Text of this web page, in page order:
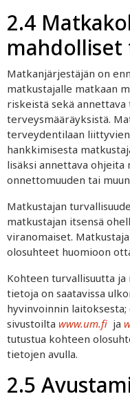
2.4
mahdolliset
Matkanjärjestäjän on
matkustajalle matkaan
riskeistä sekä
terveysmääräyksistä.
terveydentilaan
hankkimisesta
lisäksi annettava ohjeita
onnettomuuden tai
Matkustajan
matkustajan itsensä
viranomaiset.
olosuhteet huomioon
Kohteen turvallisuutta
tietoja on saatavissa
hyvinvoinnin
sivustoilta www.um.fi ja
tutustua kohteen
tietojen avulla.
2.5